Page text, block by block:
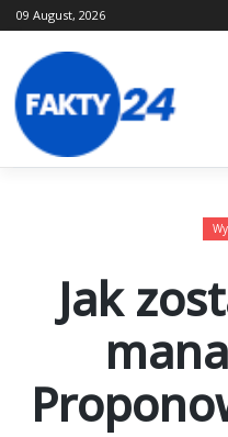
Skip
to
09 August, 2026
Jak